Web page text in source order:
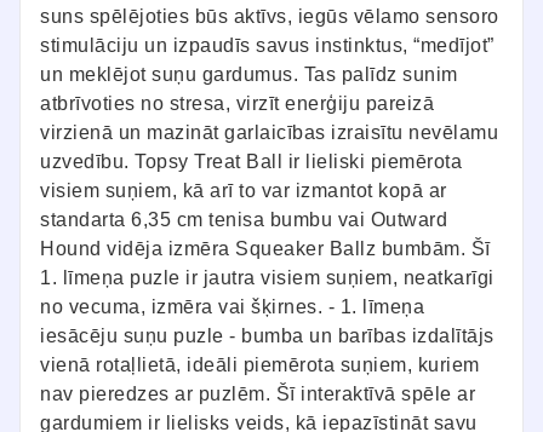
suns spēlējoties būs aktīvs, iegūs vēlamo sensoro
stimulāciju un izpaudīs savus instinktus, “medījot”
un meklējot suņu gardumus. Tas palīdz sunim
atbrīvoties no stresa, virzīt enerģiju pareizā
virzienā un mazināt garlaicības izraisītu nevēlamu
uzvedību. Topsy Treat Ball ir lieliski piemērota
visiem suņiem, kā arī to var izmantot kopā ar
standarta 6,35 cm tenisa bumbu vai Outward
Hound vidēja izmēra Squeaker Ballz bumbām. Šī
1. līmeņa puzle ir jautra visiem suņiem, neatkarīgi
no vecuma, izmēra vai šķirnes. - 1. līmeņa
iesācēju suņu puzle - bumba un barības izdalītājs
vienā rotaļlietā, ideāli piemērota suņiem, kuriem
nav pieredzes ar puzlēm. Šī interaktīvā spēle ar
gardumiem ir lielisks veids, kā iepazīstināt savu